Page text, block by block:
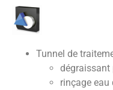
Tunnel de
dégraissant
rinçage eau